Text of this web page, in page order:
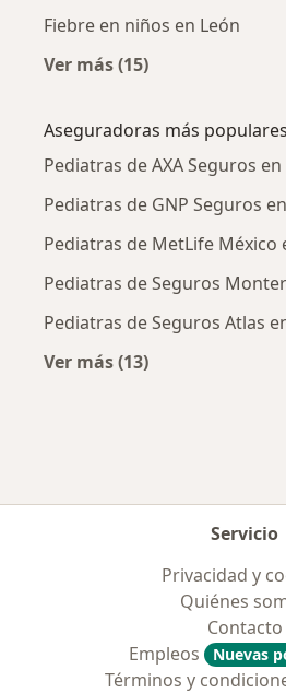
Fiebre en niños en León
Ver más (15)
Aseguradoras más populares
Pediatras de AXA Seguros en
Pediatras de GNP Seguros
Pediatras de MetLife México
Pediatras de Seguros
Pediatras de Seguros Atlas
Ver más (13)
Servicio
Privacidad y
Quiénes
Contacto
Empleos
Nuevas
Términos y